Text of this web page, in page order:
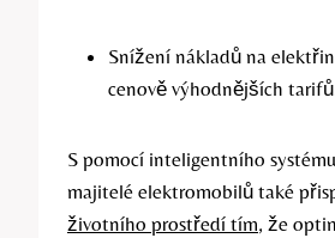
Snížení nákladů na
cenově výhodnějších
S pomocí inteligentního
majitelé elektromobilů také
životního prostředí tím, že